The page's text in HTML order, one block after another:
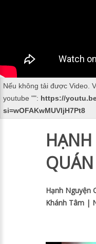
Nếu không tải được Video.
youtube "": https://
si=wOFAKwMUVljH7Pt8
Hạnh Nguyện
Khánh Tâm |